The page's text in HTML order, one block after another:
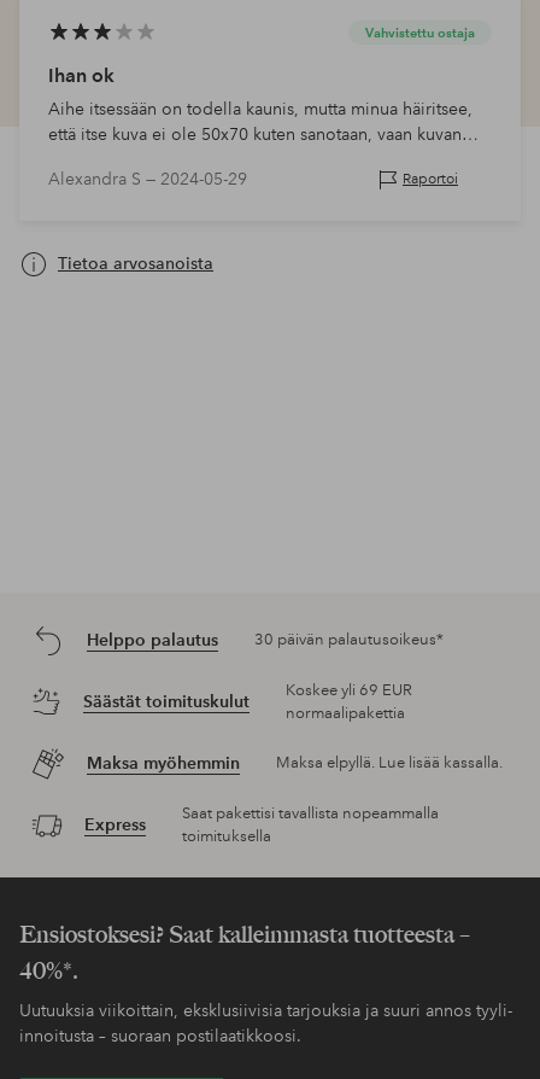
Vahvistettu ostaja
Ihan ok
Aihe itsessään on todella kaunis, mutta minua häiritsee,
että itse kuva ei ole 50x70 kuten sanotaan, vaan kuvan
koko kuvan ympärillä. Pid…
Alexandra S — 2024-05-29 Raportoi
Tietoa arvosanoista
Helppo palautus 30 päivän palautusoikeus*
Säästät toimituskulut
Koskee yli 69 EUR
normaalipakettia
Maksa myöhemmin Maksa elpyllä. Lue lisää kassalla.
Express
Saat pakettisi tavallista nopeammalla
toimituksella
Ensiostoksesi? Saat kalleimmasta tuotteesta –
40%*.
Uutuuksia viikoittain, eksklusiivisia tarjouksia ja suuri annos tyyli-
innoitusta – suoraan postilaatikkoosi.